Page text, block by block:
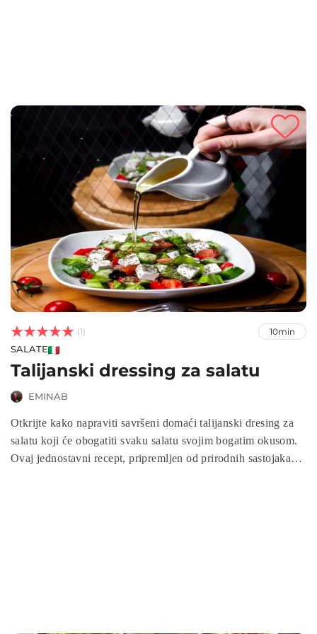


 (1) 10min
SALATE
Talijanski dressing za salatu
EMINAB
Otkrijte kako napraviti savršeni domaći talijanski dresing za
salatu koji će obogatiti svaku salatu svojim bogatim okusom.
Ovaj jednostavni recept, pripremljen od prirodnih sastojaka